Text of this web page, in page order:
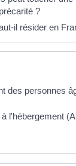
?
il résider en
des personnes
l'hébergement